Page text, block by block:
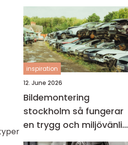
inspiration
12. June 2026
Bildemontering
stockholm så fungerar
en trygg och miljövänlig
bilskrot